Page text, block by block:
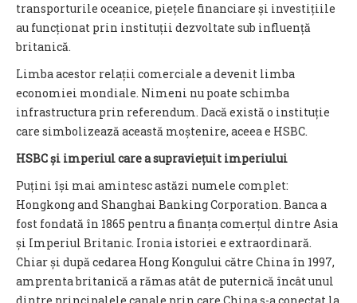
transporturile oceanice, piețele financiare și investițiile
au funcționat prin instituții dezvoltate sub influență
britanică.
Limba acestor relații comerciale a devenit limba
economiei mondiale. Nimeni nu poate schimba
infrastructura prin referendum. Dacă există o instituție
care simbolizează această moștenire, aceea e HSBC.
HSBC și imperiul care a supraviețuit imperiului
Puțini își mai amintesc astăzi numele complet:
Hongkong and Shanghai Banking Corporation. Banca a
fost fondată în 1865 pentru a finanța comerțul dintre Asia
și Imperiul Britanic. Ironia istoriei e extraordinară.
Chiar și după cedarea Hong Kongului către China în 1997,
amprenta britanică a rămas atât de puternică încât unul